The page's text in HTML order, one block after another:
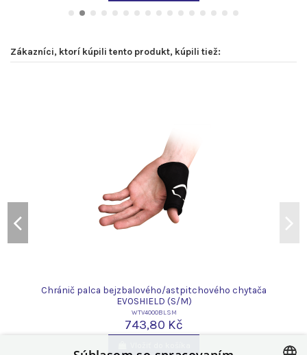
Zákazníci, ktorí kúpili tento produkt, kúpili tiež:
Chránič palca bejzbalového/astpitchového chytača
EVOSHIELD (S/M)
WTV4000BLSM
743,80 Kč